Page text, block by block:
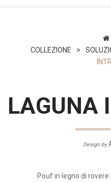
COLLEZIONE
>
LAGUNA
Design by
Pouf in legno di